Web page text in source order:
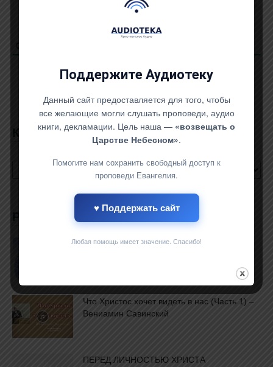
КАТЕГОРИИ САЙТА
Категории
РАЗНЫЕ МАТЕРИАЛЫ
Группа “Небо” – Слава Богу за всё
Что Христос хочет видеть в нас (Часть 1) –
Вениамин Савинский
ПЕРЕД ЛИЧНОСТЬЮ ХРИСТА
Поддержите Аудиотеку
Данный сайт предоставляется для того, чтобы
все желающие могли слушать проповеди, аудио
книги, декламации. Цель наша — «возвещать о
Царстве Небесном».
Помогите нам сохранить свободный доступ к
проповеди Евангелия.
♥ Поддержать сайт
Любая помощь имеет значение. Спасибо!